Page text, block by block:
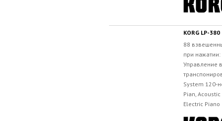
KORG LP-380
88
при нажатии:
Управление
System 120-
Pian,
Electric Piano